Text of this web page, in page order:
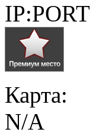
IP:PORT
Карта:
N/A